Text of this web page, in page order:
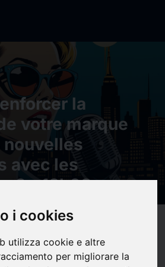
i cookies
utilizza cookie e altre
per migliorare la
la
votre marque
nouvelles
avec les
? - 18h08